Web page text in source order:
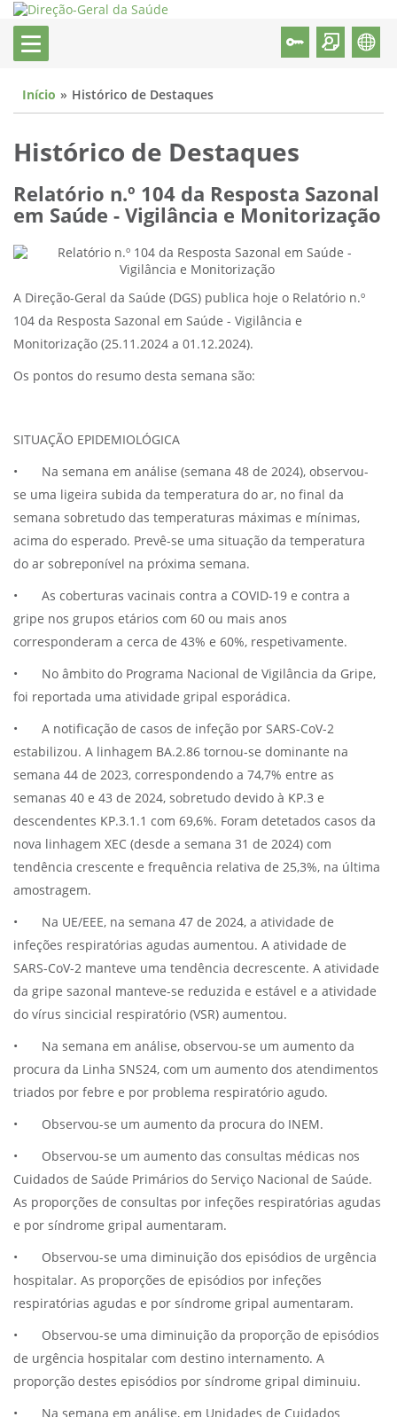
Início Histórico de Destaques
Histórico de Destaques
Relatório n.º 104 da Resposta Sazonal
em Saúde - Vigilância e Monitorização
A Direção-Geral da Saúde (DGS) publica hoje o Relatório n.º
104 da Resposta Sazonal em Saúde - Vigilância e
Monitorização (25.11.2024 a 01.12.2024).
Os pontos do resumo desta semana são:
SITUAÇÃO EPIDEMIOLÓGICA
•
Na semana em análise (semana 48 de 2024), observou-
se uma ligeira subida da temperatura do ar, no final da
semana sobretudo das temperaturas máximas e mínimas,
acima do esperado. Prevê-se uma situação da temperatura
do ar sobreponível na próxima semana.
•
As coberturas vacinais contra a COVID-19 e contra a
gripe nos grupos etários com 60 ou mais anos
corresponderam a cerca de 43% e 60%, respetivamente.
•
No âmbito do Programa Nacional de Vigilância da Gripe,
foi reportada uma atividade gripal esporádica.
•
A notificação de casos de infeção por SARS-CoV-2
estabilizou. A linhagem BA.2.86 tornou-se dominante na
semana 44 de 2023, correspondendo a 74,7% entre as
semanas 40 e 43 de 2024, sobretudo devido à KP.3 e
descendentes KP.3.1.1 com 69,6%. Foram detetados casos da
nova linhagem XEC (desde a semana 31 de 2024) com
tendência crescente e frequência relativa de 25,3%, na última
amostragem.
•
Na UE/EEE, na semana 47 de 2024, a atividade de
infeções respiratórias agudas aumentou. A atividade de
SARS-CoV-2 manteve uma tendência decrescente. A atividade
da gripe sazonal manteve-se reduzida e estável e a atividade
do vírus sincicial respiratório (VSR) aumentou.
•
Na semana em análise, observou-se um aumento da
procura da Linha SNS24, com um aumento dos atendimentos
triados por febre e por problema respiratório agudo.
• Observou-se um aumento da procura do INEM.
•
Observou-se um aumento das consultas médicas nos
Cuidados de Saúde Primários do Serviço Nacional de Saúde.
As proporções de consultas por infeções respiratórias agudas
e por síndrome gripal aumentaram.
•
Observou-se uma diminuição dos episódios de urgência
hospitalar. As proporções de episódios por infeções
respiratórias agudas e por síndrome gripal aumentaram.
•
Observou-se uma diminuição da proporção de episódios
de urgência hospitalar com destino internamento. A
proporção destes episódios por síndrome gripal diminuiu.
•
Na semana em análise, em Unidades de Cuidados